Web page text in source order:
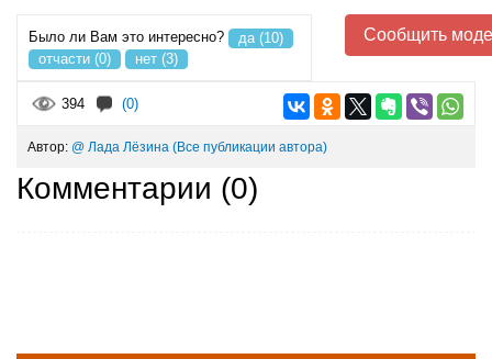
Было ли Вам это интересно?
да (10)
отчасти (0)
нет (3)
Сообщить
394 (0)
Автор: @ Лада Лёзина (Все публикации автора)
Комментарии (0)